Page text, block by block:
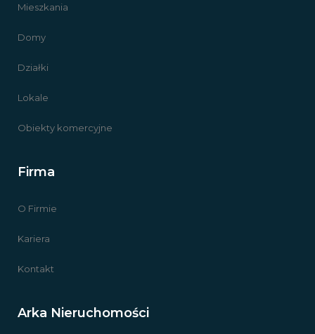
Mieszkania
Domy
Działki
Lokale
Obiekty komercyjne
Firma
O Firmie
Kariera
Kontakt
Arka Nieruchomości